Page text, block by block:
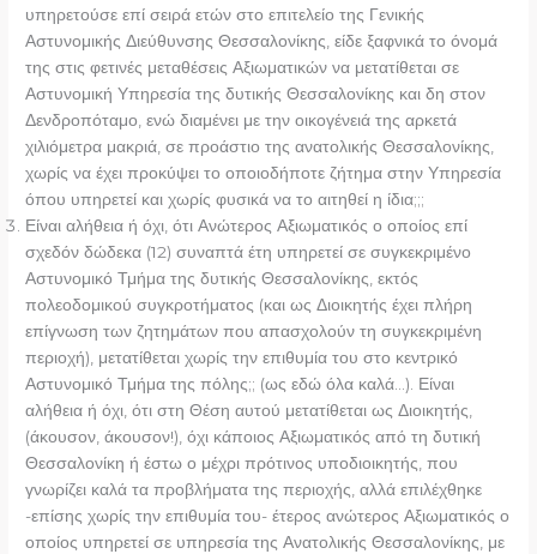
υπηρετούσε επί σειρά ετών στο επιτελείο της Γενικής
Αστυνομικής Διεύθυνσης Θεσσαλονίκης, είδε ξαφνικά το όνομά
της στις φετινές μεταθέσεις Αξιωματικών να μετατίθεται σε
Αστυνομική Υπηρεσία της δυτικής Θεσσαλονίκης και δη στον
Δενδροπόταμο, ενώ διαμένει με την οικογένειά της αρκετά
χιλιόμετρα μακριά, σε προάστιο της ανατολικής Θεσσαλονίκης,
χωρίς να έχει προκύψει το οποιοδήποτε ζήτημα στην Υπηρεσία
όπου υπηρετεί και χωρίς φυσικά να το αιτηθεί η ίδια;;;
Είναι αλήθεια ή όχι, ότι Ανώτερος Αξιωματικός ο οποίος επί
σχεδόν δώδεκα (12) συναπτά έτη υπηρετεί σε συγκεκριμένο
Αστυνομικό Τμήμα της δυτικής Θεσσαλονίκης, εκτός
πολεοδομικού συγκροτήματος (και ως Διοικητής έχει πλήρη
επίγνωση των ζητημάτων που απασχολούν τη συγκεκριμένη
περιοχή), μετατίθεται χωρίς την επιθυμία του στο κεντρικό
Αστυνομικό Τμήμα της πόλης;; (ως εδώ όλα καλά…). Είναι
αλήθεια ή όχι, ότι στη Θέση αυτού μετατίθεται ως Διοικητής,
(άκουσον, άκουσον!), όχι κάποιος Αξιωματικός από τη δυτική
Θεσσαλονίκη ή έστω ο μέχρι πρότινος υποδιοικητής, που
γνωρίζει καλά τα προβλήματα της περιοχής, αλλά επιλέχθηκε
-επίσης χωρίς την επιθυμία του- έτερος ανώτερος Αξιωματικός ο
οποίος υπηρετεί σε υπηρεσία της Ανατολικής Θεσσαλονίκης, με